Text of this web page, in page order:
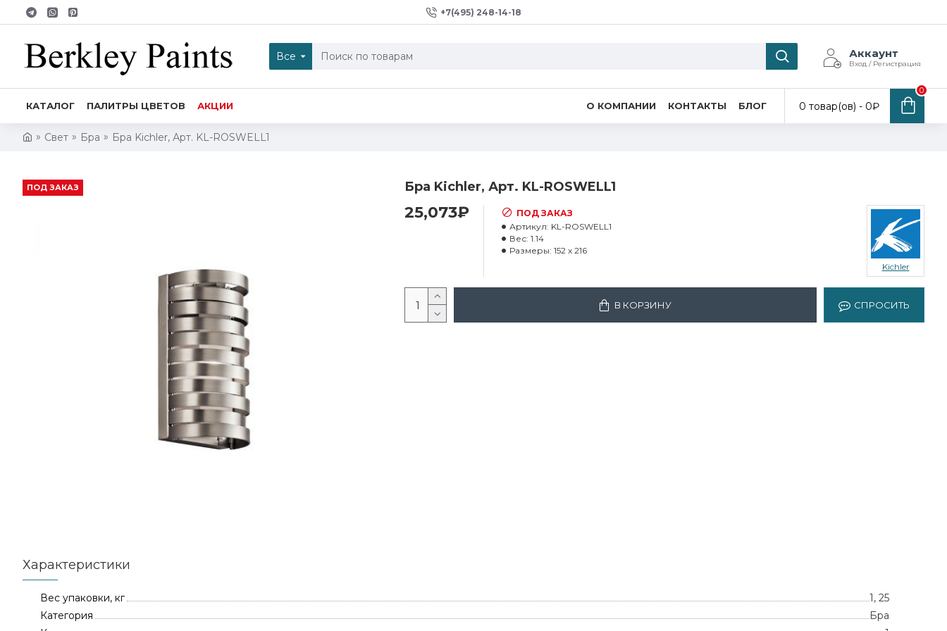
+7(495) 248-14-18
Все Аккаунт
Вход / Регистрация
КАТАЛОГ ПАЛИТРЫ ЦВЕТОВ АКЦИИ О КОМПАНИИ КОНТАКТЫ БЛОГ 0 товар(ов) - 0₽
0
Свет Бра Бра Kichler, Арт. KL-ROSWELL1
ПОД ЗАКАЗ Бра Kichler, Арт. KL-ROSWELL1
25,073₽
ПОД ЗАКАЗ
Артикул: KL-ROSWELL1
Вес: 1.14
Размеры: 152 x 216
Kichler
В КОРЗИНУ СПРОСИТЬ
Характеристики
Вес упаковки, кг
1, 25
Категория
Бра